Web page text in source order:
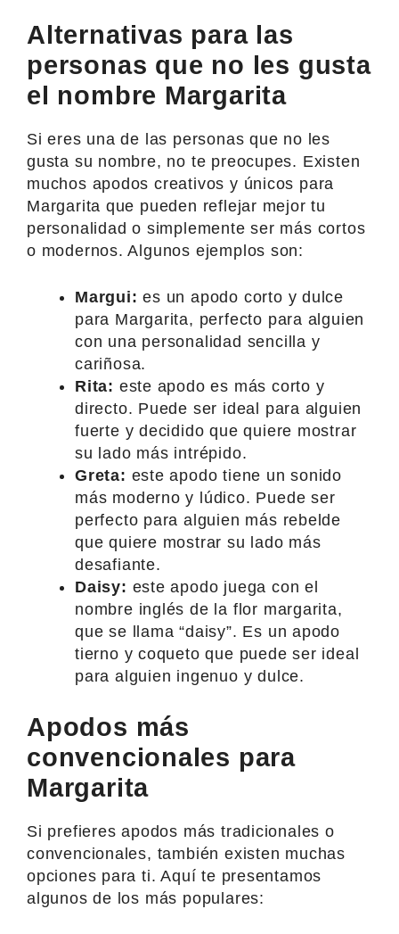
Alternativas para las
personas que no les gusta
el nombre Margarita
Si eres una de las personas que no les
gusta su nombre, no te preocupes. Existen
muchos apodos creativos y únicos para
Margarita que pueden reflejar mejor tu
personalidad o simplemente ser más cortos
o modernos. Algunos ejemplos son:
Margui: es un apodo corto y dulce
para Margarita, perfecto para alguien
con una personalidad sencilla y
cariñosa.
Rita: este apodo es más corto y
directo. Puede ser ideal para alguien
fuerte y decidido que quiere mostrar
su lado más intrépido.
Greta: este apodo tiene un sonido
más moderno y lúdico. Puede ser
perfecto para alguien más rebelde
que quiere mostrar su lado más
desafiante.
Daisy: este apodo juega con el
nombre inglés de la flor margarita,
que se llama “daisy”. Es un apodo
tierno y coqueto que puede ser ideal
para alguien ingenuo y dulce.
Apodos más
convencionales para
Margarita
Si prefieres apodos más tradicionales o
convencionales, también existen muchas
opciones para ti. Aquí te presentamos
algunos de los más populares: